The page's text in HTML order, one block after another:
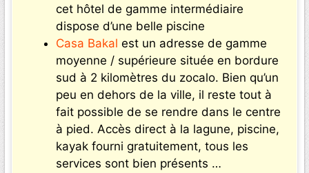
cet hôtel de gamme intermédiaire
dispose d’une belle piscine
Casa Bakal est un adresse de gamme
moyenne / supérieure située en bordure
sud à 2 kilomètres du zocalo. Bien qu’un
peu en dehors de la ville, il reste tout à
fait possible de se rendre dans le centre
à pied. Accès direct à la lagune, piscine,
kayak fourni gratuitement, tous les
services sont bien présents …